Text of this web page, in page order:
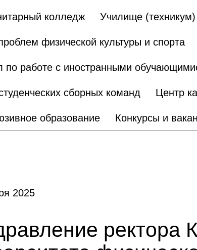
колледж Училище
физической культуры и спорта
по работе с иностранными
сборных команд Центр
образование Конкурсы и
2025
ректора